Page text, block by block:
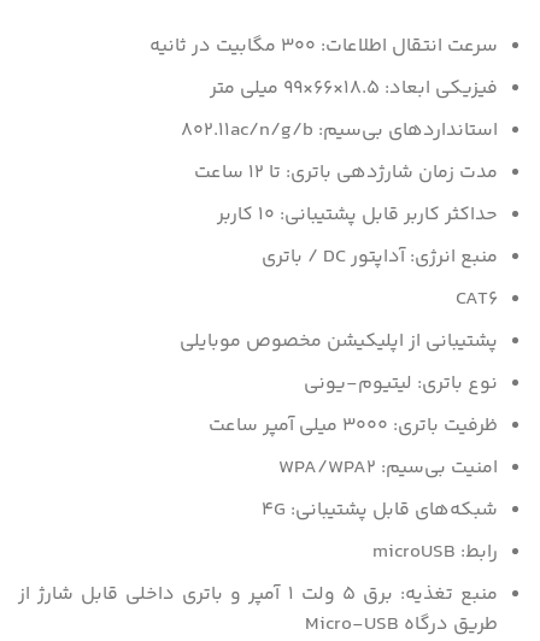
سرعت انتقال اطلاعات: 300 مگابیت در ثانیه
فیزیکی ابعاد: 18.5×66×99 میلی متر
استانداردهای بی‌سیم: ۸۰۲.۱۱ac/n/g/b
مدت زمان شارژدهی باتری: تا ۱۲ ساعت
حداکثر کاربر قابل پشتیبانی: ۱۰ کاربر
منبع انرژی: آداپتور DC / باتری
CAT6
پشتیبانی از اپلیکیشن مخصوص موبایلی
نوع باتری: لیتیوم-یونی
ظرفیت باتری: ۳۰۰۰ میلی آمپر ساعت
امنیت بی‌سیم: WPA/WPA۲
شبکه‌های قابل پشتیبانی: ۴G
رابط‌: microUSB
منبع تغذیه: برق ۵ ولت ۱ آمپر و باتری داخلی قابل شارژ از
طریق درگاه Micro-USB